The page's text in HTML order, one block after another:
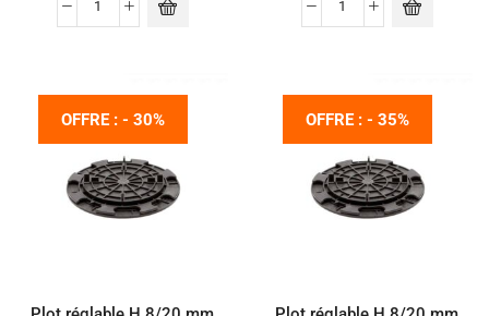
OFFRE : - 30% OFFRE : - 35%